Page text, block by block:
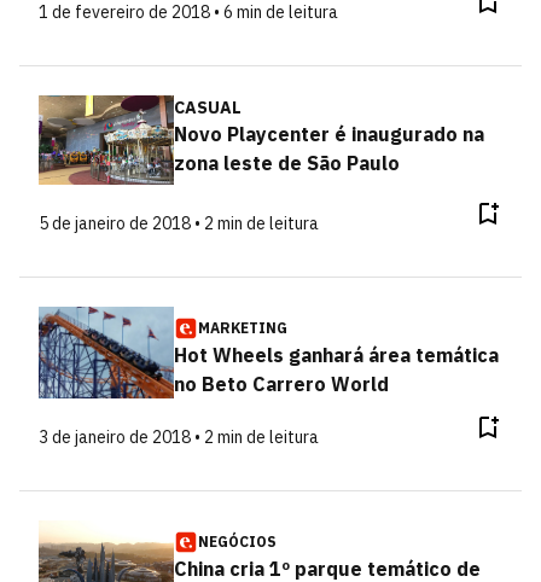
1 de fevereiro de 2018 • 6 min de leitura
CASUAL
Novo Playcenter é inaugurado na
zona leste de São Paulo
5 de janeiro de 2018 • 2 min de leitura
MARKETING
Hot Wheels ganhará área temática
no Beto Carrero World
3 de janeiro de 2018 • 2 min de leitura
NEGÓCIOS
China cria 1º parque temático de